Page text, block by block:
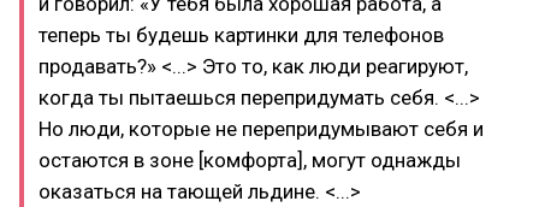
теперь ты будешь картинки для телефонов
продавать?» <...> Это то, как люди реагируют,
когда ты пытаешься перепридумать себя. <...>
Но люди, которые не перепридумывают себя и
остаются в зоне [комфорта], могут однажды
оказаться на тающей льдине. <...>